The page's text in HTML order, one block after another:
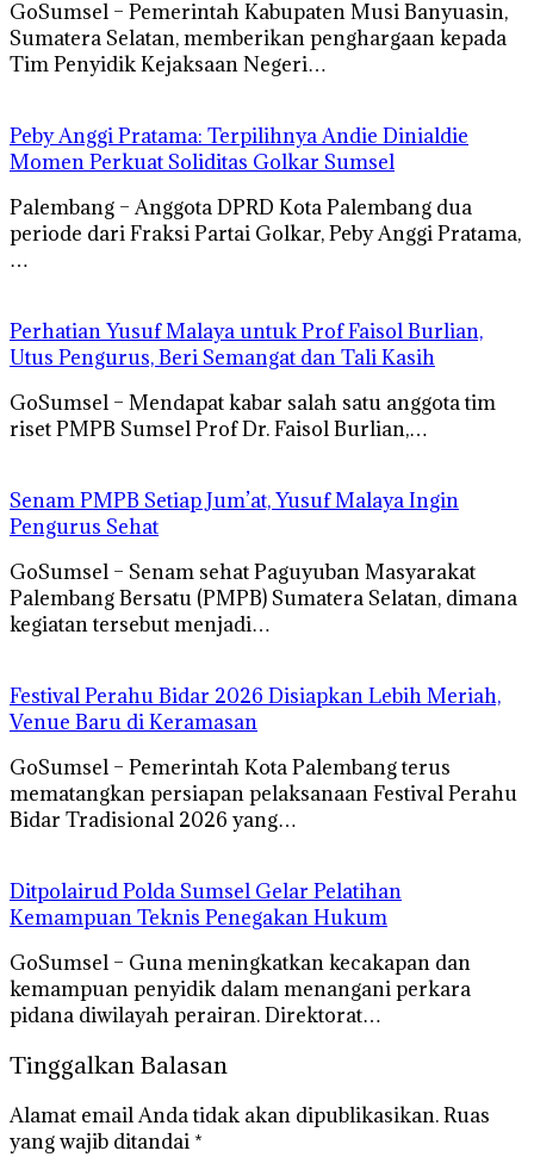
GoSumsel – Pemerintah Kabupaten Musi Banyuasin,
Sumatera Selatan, memberikan penghargaan kepada
Tim Penyidik Kejaksaan Negeri…
Peby Anggi Pratama: Terpilihnya Andie Dinialdie
Momen Perkuat Soliditas Golkar Sumsel
Palembang – Anggota DPRD Kota Palembang dua
periode dari Fraksi Partai Golkar, Peby Anggi Pratama,
…
Perhatian Yusuf Malaya untuk Prof Faisol Burlian,
Utus Pengurus, Beri Semangat dan Tali Kasih
GoSumsel – Mendapat kabar salah satu anggota tim
riset PMPB Sumsel Prof Dr. Faisol Burlian,…
Senam PMPB Setiap Jum’at, Yusuf Malaya Ingin
Pengurus Sehat
GoSumsel – Senam sehat Paguyuban Masyarakat
Palembang Bersatu (PMPB) Sumatera Selatan, dimana
kegiatan tersebut menjadi…
Festival Perahu Bidar 2026 Disiapkan Lebih Meriah,
Venue Baru di Keramasan
GoSumsel – Pemerintah Kota Palembang terus
mematangkan persiapan pelaksanaan Festival Perahu
Bidar Tradisional 2026 yang…
Ditpolairud Polda Sumsel Gelar Pelatihan
Kemampuan Teknis Penegakan Hukum
GoSumsel – Guna meningkatkan kecakapan dan
kemampuan penyidik dalam menangani perkara
pidana diwilayah perairan. Direktorat…
Tinggalkan Balasan
Alamat email Anda tidak akan dipublikasikan.Ruas
yang wajib ditandai *